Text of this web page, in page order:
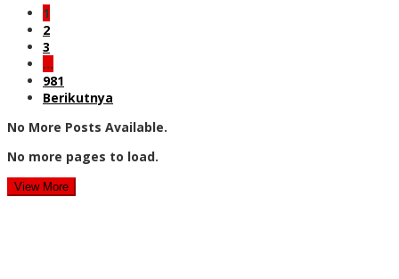
1
2
3
…
981
Berikutnya
No More Posts Available.
No more pages to load.
View More